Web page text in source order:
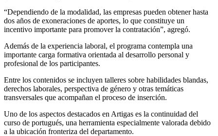
“Dependiendo de la modalidad, las empresas pueden obtener hasta
dos años de exoneraciones de aportes, lo que constituye un
incentivo importante para promover la contratación”, agregó.
Además de la experiencia laboral, el programa contempla una
importante carga formativa orientada al desarrollo personal y
profesional de los participantes.
Entre los contenidos se incluyen talleres sobre habilidades blandas,
derechos laborales, perspectiva de género y otras temáticas
transversales que acompañan el proceso de inserción.
Uno de los aspectos destacados en Artigas es la continuidad del
curso de portugués, una herramienta especialmente valorada debido
a la ubicación fronteriza del departamento.